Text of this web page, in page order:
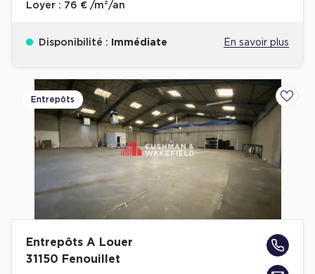
Loyer : 76 € /m²/an
Disponibilité : Immédiate En savoir plus
Entrepôts
Entrepôts A Louer
31150 Fenouillet